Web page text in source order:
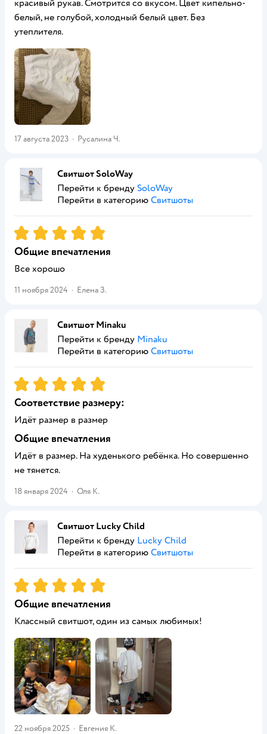
красивый рукав. Смотрится со вкусом. Цвет кипельно-
белый, не голубой, холодный белый цвет. Без
утеплителя.
17 августа 2023 · Русалина Ч.
Свитшот SoloWay
Перейти к бренду SoloWay
Перейти в категорию Свитшоты
Рейтинг:5
Общие впечатления
Все хорошо
11 ноября 2024 · Елена З.
Свитшот Minaku
Перейти к бренду Minaku
Перейти в категорию Свитшоты
Рейтинг:5
Соответствие размеру:
Идёт размер в размер
Общие впечатления
Идёт в размер. На худенького ребёнка. Но совершенно
не тянется.
18 января 2024 · Оля К.
Свитшот Lucky Child
Перейти к бренду Lucky Child
Перейти в категорию Свитшоты
Рейтинг:5
Общие впечатления
Классный свитшот, один из самых любимых!
22 ноября 2025 · Евгения К.